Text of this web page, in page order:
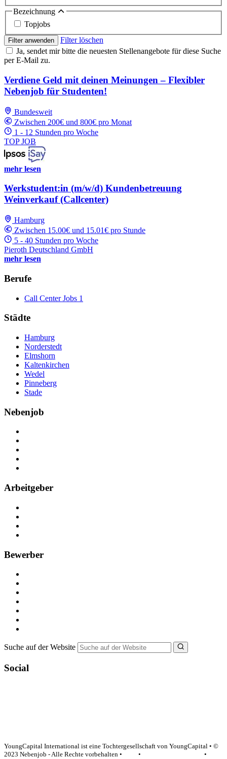
Bezeichnung
Topjobs
Filter anwenden
Filter löschen
Ja, sendet mir bitte die neuesten Stellenangebote für diese Suche
per E-Mail zu.
Verdiene Geld mit deinen Meinungen – Flexibler
Nebenjob für Studenten!
Bundesweit
Zwischen 200€ und 800€ pro Monat
1 - 12 Stunden pro Woche
TOP JOB
mehr lesen
Werkstudent:in (m/w/d) Kundenbetreuung
Weinverkauf (Callcenter)
Hamburg
Zwischen 15.00€ und 15.01€ pro Stunde
5 - 40 Stunden pro Woche
Pieroth Deutschland GmbH
mehr lesen
Berufe
Call Center Jobs 1
Städte
Hamburg
Norderstedt
Elmshorn
Kaltenkirchen
Wedel
Pinneberg
Stade
Nebenjob
Arbeitgeber
Bewerber
Suche auf der Website
Social
YoungCapital International ist eine Tochtergesellschaft von YoungCapital • ©
2023 Nebenjob - Alle Rechte vorbehalten •
•
•